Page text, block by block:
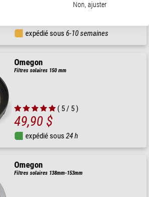
expédié sous6-10 semaines
Omegon
Filtres solaires 150 mm
( 5 / 5 )
49,90 $
expédié sous24 h
Omegon
Filtres solaires 138mm-153mm
Non, ajuster